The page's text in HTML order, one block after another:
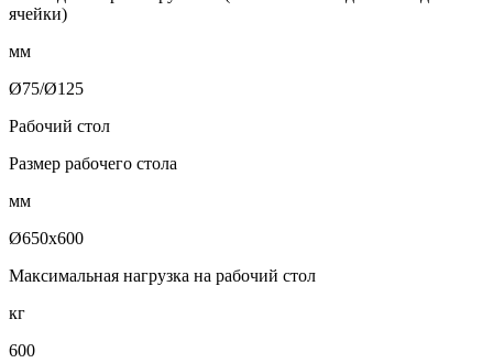
ячейки)
мм
Ø75/Ø125
Рабочий стол
Размер рабочего стола
мм
Ø650х600
Максимальная нагрузка на рабочий стол
кг
600